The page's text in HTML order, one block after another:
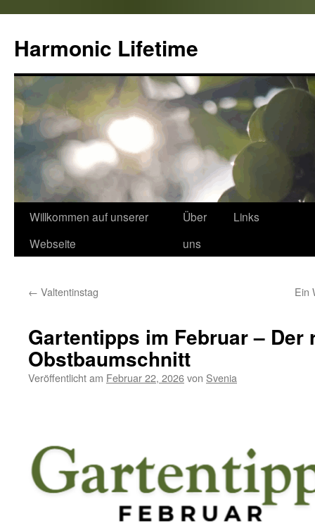
springen
Harmonic Lifetime
Willkommen auf unserer
Webseite
Über
uns
Links
← Valtentinstag Ein
Gartentipps im Februar – Der
Obstbaumschnitt
Veröffentlicht am Februar 22, 2026von Svenia